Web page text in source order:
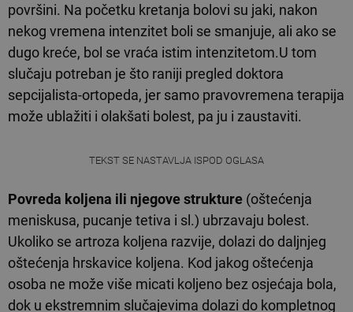
površini. Na početku kretanja bolovi su jaki, nakon
nekog vremena intenzitet boli se smanjuje, ali ako se
dugo kreće, bol se vraća istim intenzitetom.U tom
slučaju potreban je što raniji pregled doktora
sepcijalista-ortopeda, jer samo pravovremena terapija
može ublažiti i olakšati bolest, pa ju i zaustaviti.
TEKST SE NASTAVLJA ISPOD OGLASA
Povreda koljena ili njegove strukture (oštećenja
meniskusa, pucanje tetiva i sl.) ubrzavaju bolest.
Ukoliko se artroza koljena razvije, dolazi do daljnjeg
oštećenja hrskavice koljena. Kod jakog oštećenja
osoba ne može više micati koljeno bez osjećaja bola,
dok u ekstremnim slučajevima dolazi do kompletnog